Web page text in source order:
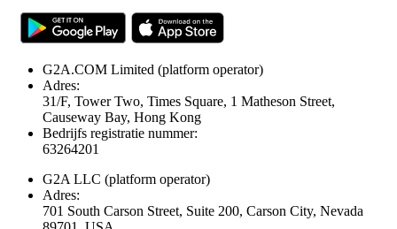
G2A.COM Limited (platform operator)
Adres:
31/F, Tower Two, Times Square, 1 Matheson Street,
Causeway Bay, Hong Kong
Bedrijfs registratie nummer:
63264201
G2A LLC (platform operator)
Adres:
701 South Carson Street, Suite 200, Carson City, Nevada